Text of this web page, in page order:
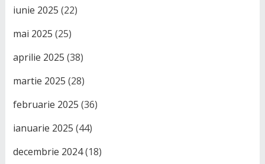
iunie 2025 (22)
mai 2025 (25)
aprilie 2025 (38)
martie 2025 (28)
februarie 2025 (36)
ianuarie 2025 (44)
decembrie 2024(18)